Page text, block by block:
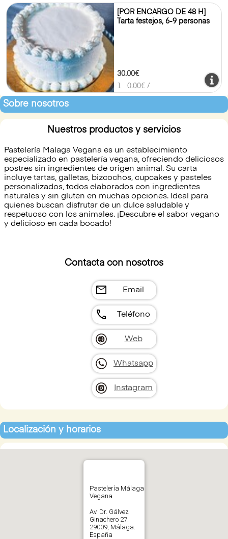
[POR ENCARGO DE 48 H]
Tarta festejos, 6-9 personas
30.00€
1
0.00€ /
Sobre nosotros
Nuestros productos y servicios
Pastelería Malaga Vegana es un establecimiento
especializado en pastelería vegana, ofreciendo deliciosos
postres sin ingredientes de origen animal. Su carta
incluye tartas, galletas, bizcochos, cupcakes y pasteles
personalizados, todos elaborados con ingredientes
naturales y sin gluten en muchas opciones. Ideal para
quienes buscan disfrutar de un dulce saludable y
respetuoso con los animales. ¡Descubre el sabor vegano
y delicioso en cada bocado!
Contacta con nosotros
mail Email
call Teléfono
Web
Whatsapp
Instagram
Localización y horarios
Pastelería Málaga
Vegana
Av. Dr. Gálvez
Ginachero 27.
29009, Málaga.
España